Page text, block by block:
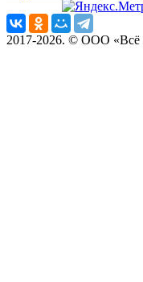
2017-2026. © ООО «Всё